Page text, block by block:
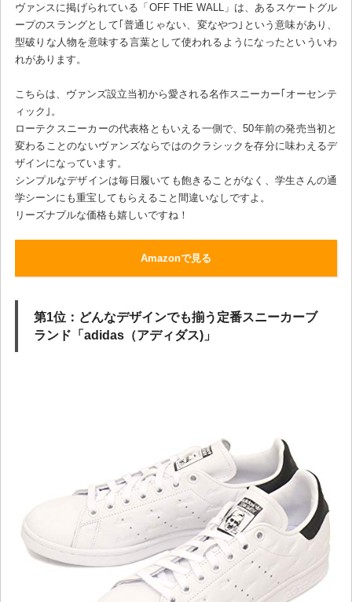
ヴァンスに掲げられている「OFF THE WALL」は、あるスケートグル
ープのスラングとして｢普通じゃない、変なやつ｣という意味があり、
型破りな人物を意味する言葉として使われるようになったといういわ
れがあります。
こちらは、ヴァンズ設立当初から愛される名作スニーカー｢オーセンテ
ィック｣。
ローテクスニーカーの代表格ともいえる一側で、50年前の発売当初と
変わることのないヴァンズならではのクラシックを存分に味わえるデ
ザインになっています。
シンプルなデザインは毎日履いても飽きることがなく、学生さんの通
学シーンにも重宝してもらえること間違いなしですよ。
リーズナブルな価格も嬉しいですね！
Amazonで見る
第1位：どんなデザインでも揃う定番スニーカーブ
ランド「adidas（アディダス)」